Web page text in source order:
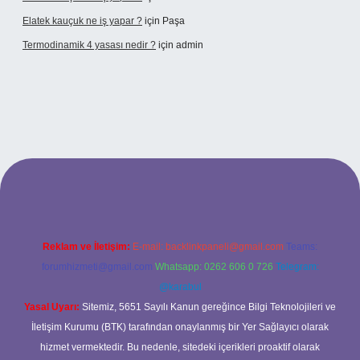
Elatek kauçuk ne iş yapar ? için Paşa
Termodinamik 4 yasası nedir ? için admin
mi
Reklam ve İletişim: E-mail: backlinkpaneli@gmail.com Teams:
forumhizmeti@gmail.com Whatsapp: 0262 606 0 726 Telegram:
@karabul
Yasal Uyarı: Sitemiz, 5651 Sayılı Kanun gereğince Bilgi Teknolojileri ve
İletişim Kurumu (BTK) tarafından onaylanmış bir Yer Sağlayıcı olarak
hizmet vermektedir. Bu nedenle, sitedeki içerikleri proaktif olarak